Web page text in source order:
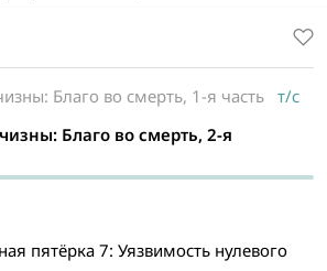
Благо во смерть, 1-я часть т/с
Благо во смерть, 2-я
пятёрка 7: Уязвимость нулевого